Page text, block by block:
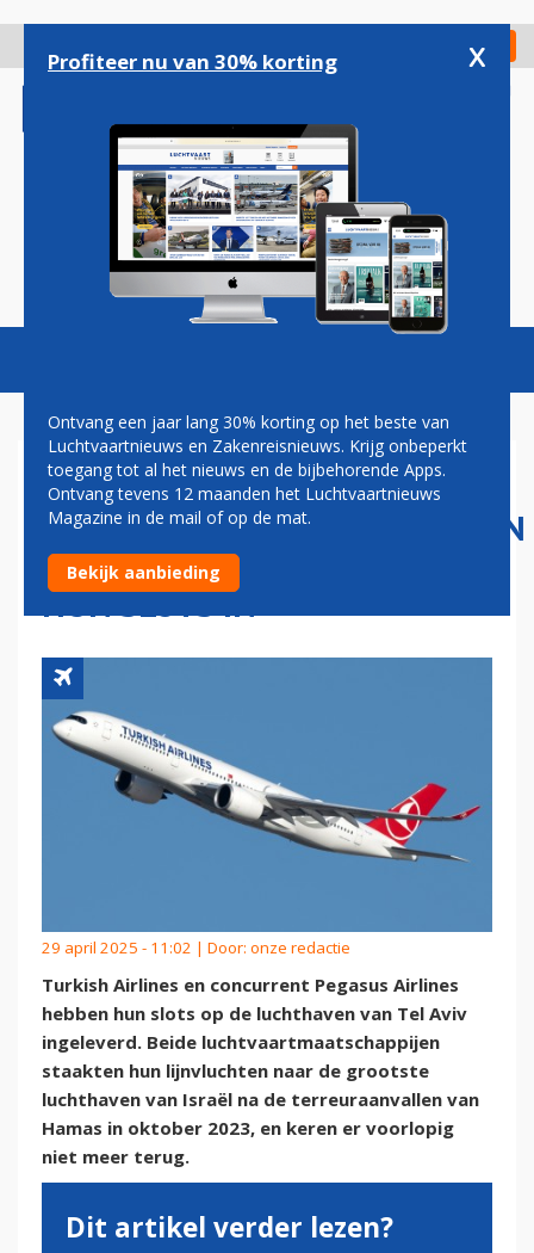
gaan
Check in
Magazine Podcasts Vacatures
TURKSE
LUCHTVAARTMAATSCHAPPIJEN
MIJDEN ISRAËL EN LEVEREN
HUN SLOTS IN
29 april 2025 - 11:02 | Door: onze redactie
Turkish Airlines en concurrent Pegasus Airlines
hebben hun slots op de luchthaven van Tel Aviv
ingeleverd. Beide luchtvaartmaatschappijen
staakten hun lijnvluchten naar de grootste
luchthaven van Israël na de terreuraanvallen van
Hamas in oktober 2023, en keren er voorlopig
niet meer terug.
Dit artikel verder lezen?
Profiteer nu van 30% korting x
Ontvang een jaar lang 30% korting op het beste van
Luchtvaartnieuws en Zakenreisnieuws. Krijg onbeperkt
toegang tot al het nieuws en de bijbehorende Apps.
Ontvang tevens 12 maanden het Luchtvaartnieuws
Magazine in de mail of op de mat.
Bekijk aanbieding